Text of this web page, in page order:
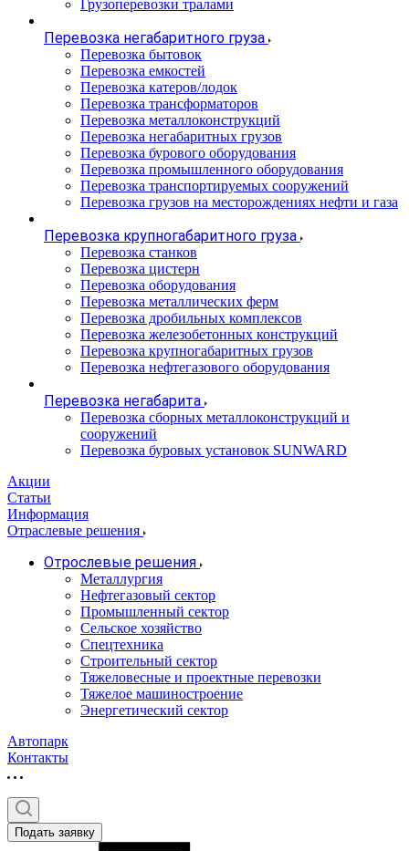
Грузоперевозки тралами
Перевозка негабаритного груза
Перевозка бытовок
Перевозка емкостей
Перевозка катеров/лодок
Перевозка трансформаторов
Перевозка металлоконструкций
Перевозка негабаритных грузов
Перевозка бурового оборудования
Перевозка промышленного оборудования
Перевозка транспортируемых сооружений
Перевозка грузов на месторождениях нефти и газа
Перевозка крупногабаритного груза
Перевозка станков
Перевозка цистерн
Перевозка оборудования
Перевозка металлических ферм
Перевозка дробильных комплексов
Перевозка железобетонных конструкций
Перевозка крупногабаритных грузов
Перевозка нефтегазового оборудования
Перевозка негабарита
Перевозка сборных металлоконструкций и
сооружений
Перевозка буровых установок SUNWARD
Акции
Статьи
Информация
Отраслевые решения
Отрослевые решения
Металлургия
Нефтегазовый сектор
Промышленный сектор
Сельское хозяйство
Спецтехника
Строительный сектор
Тяжеловесные и проектные перевозки
Тяжелое машиностроение
Энергетический сектор
Автопарк
Контакты
Подать заявку